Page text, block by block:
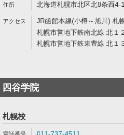
北海道札幌市北区北8条西4-
JR函館本線(小樽～旭川) 札
札幌市営地下鉄南北線 北１
札幌市営地下鉄東豊線 北１
四谷学院
札幌校